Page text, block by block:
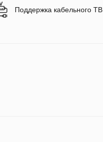
Поддержка кабельного ТВ